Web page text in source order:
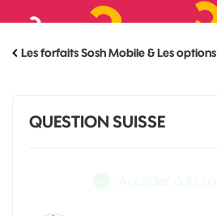
Les forfaits Sosh Mobile & Les options
QUESTION SUISSE